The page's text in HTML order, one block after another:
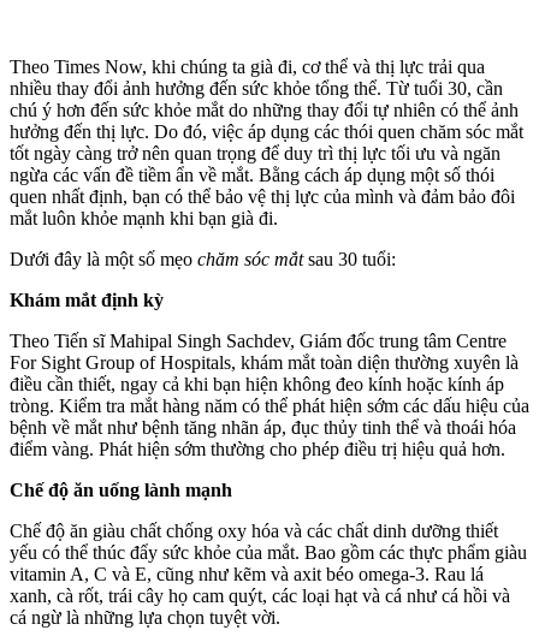
Theo Times Now, khi chúng ta già đi, c‌ơ th‌ể và thị lực trải qua
nhiều thay đổi ảnh hưởng đến sức khỏe tổng thể. Từ tuổi 30, cần
chú ý hơn đến sức khỏe mắt do những thay đổi tự nhiên có thể ảnh
hưởng đến thị lực. Do đó, việc áp dụng các thói quen chăm sóc mắt
tốt ngày càng trở nên quan trọng để duy trì thị lực tối ưu và ngăn
ngừa các vấn đề tiềm ẩn về mắt. Bằng cách áp dụng một số thói
quen nhất định, bạn có thể bảo vệ thị lực của mình và đảm bảo đôi
mắt luôn khỏe mạnh khi bạn già đi.
Dưới đây là một số mẹo chăm sóc mắtsau 30 tuổi:
Khám mắt định kỳ
Theo Tiến sĩ Mahipal Singh Sachdev, Giám đốc trung tâm Centre
For Sight Group of Hospitals, khám mắt toàn diện thường xuyên là
điều cần thiết, ngay cả khi bạn hiện không đeo kính hoặc kính áp
tròng. Kiểm tra mắt hàng năm có thể phát hiện sớm các dấu hiệu của
bệnh về mắt như bệnh tăng nhãn áp, đục thủy tinh thể và thoái hóa
điểm vàng. Phát hiện sớm thường cho phép điều trị hiệu quả hơn.
Chế độ ăn uống lành mạnh
Chế độ ăn giàu chất chống oxy hóa và các chất dinh dưỡng thiết
yếu có thể thúc đẩy sức khỏe của mắt. Bao gồm các thực phẩm giàu
vitamin A, C và E, cũng như kẽm và axit béo omega-3. Rau lá
xanh, cà rốt, trái cây họ cam quýt, các loại hạt và cá như cá hồi và
cá ngừ là những lựa chọn tuyệt vời.